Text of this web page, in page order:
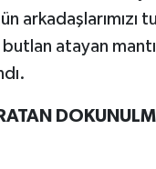
arkadaşlarımızı
atayan